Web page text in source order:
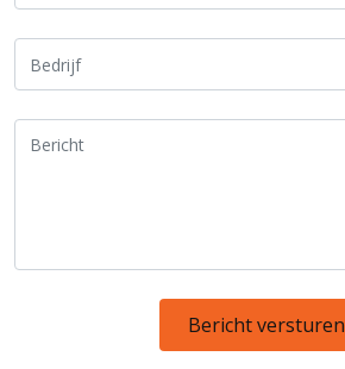
Bericht versturen